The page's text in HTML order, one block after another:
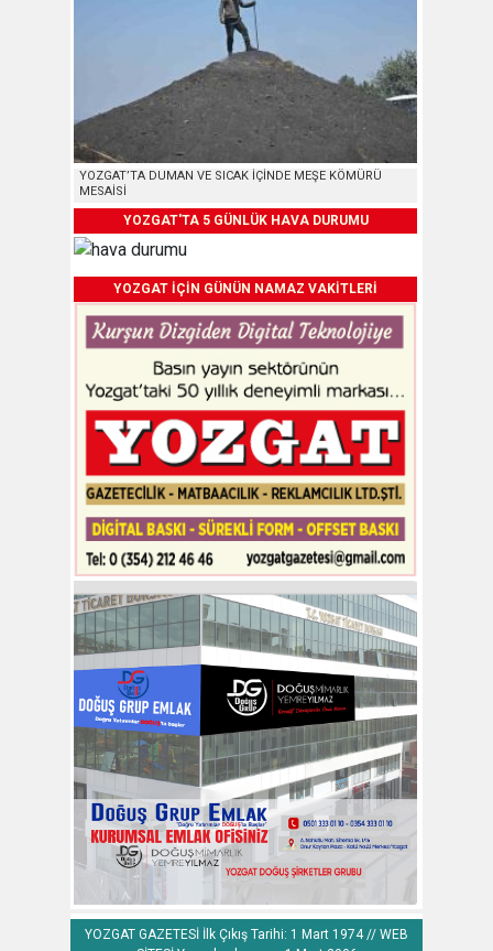
YOZGAT’TA DUMAN VE SICAK İÇİNDE MEŞE KÖMÜRÜ
MESAİSİ
YOZGAT'TA 5 GÜNLÜK HAVA DURUMU
YOZGAT İÇİN GÜNÜN NAMAZ VAKİTLERİ
YOZGAT GAZETESİ İlk Çıkış Tarihi: 1 Mart 1974 // WEB